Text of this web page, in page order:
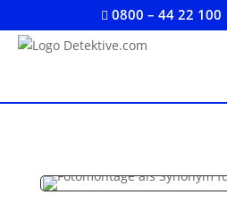
 0800 – 44 22 100